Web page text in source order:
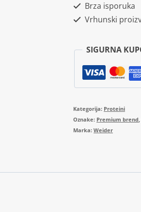
Brza isporuka
Vrhunski
SIGURNA
Kategorija: Proteini
Oznake: Premium brend
Marka:Weider